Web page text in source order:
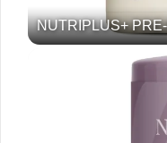
NUTRIPLUS+